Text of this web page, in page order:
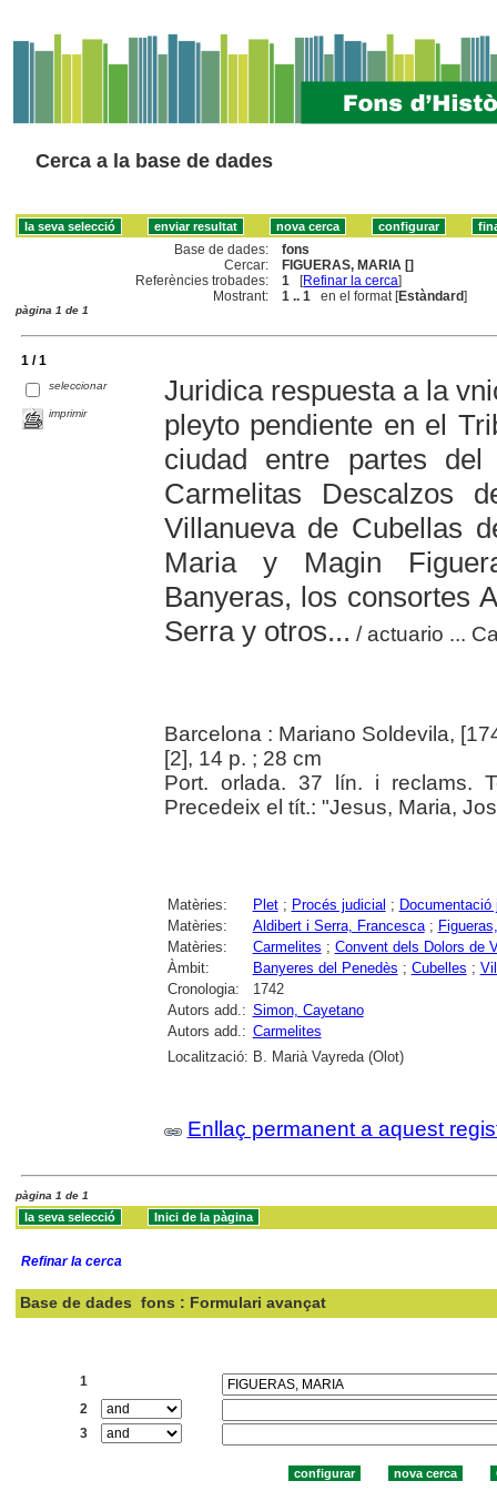
Cerca a la base de dades
Base de dades:
fons
Cercar:
FIGUERAS, MARIA []
Referències trobades:
1 [Refinar la cerca]
Mostrant:
1 .. 1 en el format [Estàndard]
pàgina 1 de 1
1 / 1
seleccionar
imprimir
Juridica respuesta a la
pleyto pendiente en el
ciudad entre partes
Carmelitas Descalzos
Villanueva de Cubellas
Maria y Magin
Banyeras, los consortes
Serra y otros... / actuario ...
Barcelona : Mariano Soldevila,
[2], 14 p. ; 28 cm
Port. orlada. 37 lín. i reclams.
Precedeix el tít.: "Jesus, Maria,
Matèries: Plet; Procés judicial ; Documentació
Matèries:
Aldibert i Serra, Francesca;
Matèries:
Carmelites ; Convent dels Dolors de
Àmbit:
Banyeres del Penedès ; Cubelles ;
Cronologia:
1742
Autors add.: Simon, Cayetano
Autors add.: Carmelites
Localització: B. Marià Vayreda (Olot)
Enllaç permanent a aquest
pàgina 1 de 1
Refinar la cerca
Base de dades fons : Formulari avançat
1
2
3